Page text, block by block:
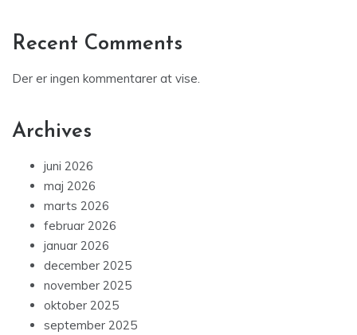
Recent Comments
Der er ingen kommentarer at vise.
Archives
juni 2026
maj 2026
marts 2026
februar 2026
januar 2026
december 2025
november 2025
oktober 2025
september 2025